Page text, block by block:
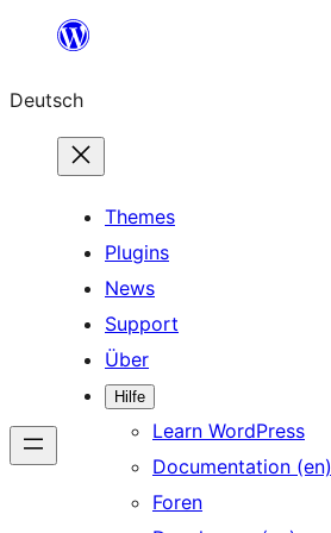
springen
Deutsch
Themes
Plugins
News
Support
Über
Hilfe
Learn WordPress
Documentation (en)
Foren